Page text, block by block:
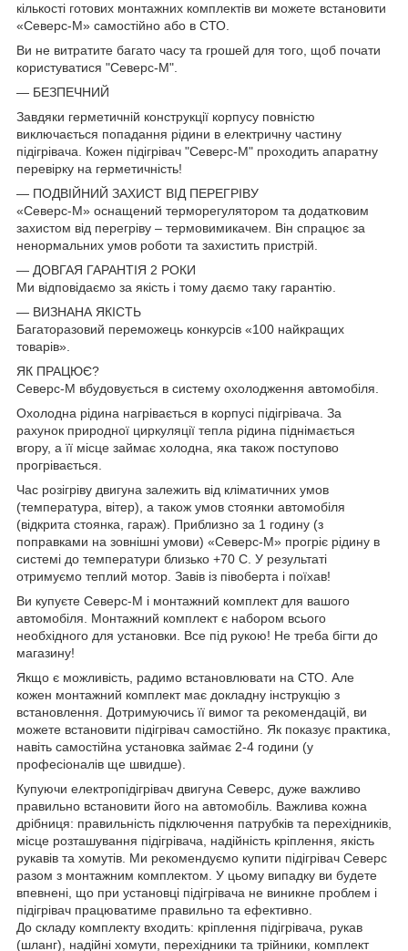
кількості готових монтажних комплектів ви можете встановити
«Северс-М» самостійно або в СТО.
Ви не витратите багато часу та грошей для того, щоб почати
користуватися "Северс-М".
— БЕЗПЕЧНИЙ
Завдяки герметичній конструкції корпусу повністю
виключається попадання рідини в електричну частину
підігрівача. Кожен підігрівач "Северс-М" проходить апаратну
перевірку на герметичність!
— ПОДВІЙНИЙ ЗАХИСТ ВІД ПЕРЕГРІВУ
«Северс-М» оснащений терморегулятором та додатковим
захистом від перегріву – термовимикачем. Він спрацює за
ненормальних умов роботи та захистить пристрій.
— ДОВГАЯ ГАРАНТІЯ 2 РОКИ
Ми відповідаємо за якість і тому даємо таку гарантію.
— ВИЗНАНА ЯКІСТЬ
Багаторазовий переможець конкурсів «100 найкращих
товарів».
ЯК ПРАЦЮЄ?
Северс-М вбудовується в систему охолодження автомобіля.
Охолодна рідина нагрівається в корпусі підігрівача. За
рахунок природної циркуляції тепла рідина піднімається
вгору, а її місце займає холодна, яка також поступово
прогрівається.
Час розігріву двигуна залежить від кліматичних умов
(температура, вітер), а також умов стоянки автомобіля
(відкрита стоянка, гараж). Приблизно за 1 годину (з
поправками на зовнішні умови) «Северс-М» прогріє рідину в
системі до температури близько +70 С. У результаті
отримуємо теплий мотор. Завів із півоберта і поїхав!
Ви купуєте Северс-М і монтажний комплект для вашого
автомобіля. Монтажний комплект є набором всього
необхідного для установки. Все під рукою! Не треба бігти до
магазину!
Якщо є можливість, радимо встановлювати на СТО. Але
кожен монтажний комплект має докладну інструкцію з
встановлення. Дотримуючись її вимог та рекомендацій, ви
можете встановити підігрівач самостійно. Як показує практика,
навіть самостійна установка займає 2-4 години (у
професіоналів ще швидше).
Купуючи електропідігрівач двигуна Северс, дуже важливо
правильно встановити його на автомобіль. Важлива кожна
дрібниця: правильність підключення патрубків та перехідників,
місце розташування підігрівача, надійність кріплення, якість
рукавів та хомутів. Ми рекомендуємо купити підігрівач Северс
разом з монтажним комплектом. У цьому випадку ви будете
впевнені, що при установці підігрівача не виникне проблем і
підігрівач працюватиме правильно та ефективно.
До складу комплекту входить: кріплення підігрівача, рукав
(шланг), надійні хомути, перехідники та трійники, комплект